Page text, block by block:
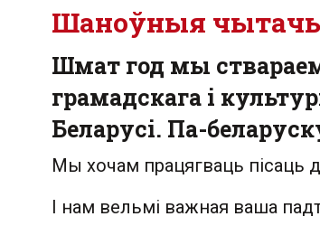
Шаноўныя
Шмат год мы
грамадскага і
Беларусі. Па-
Мы хочам працягваць пісаць
І нам вельмі важная ваша